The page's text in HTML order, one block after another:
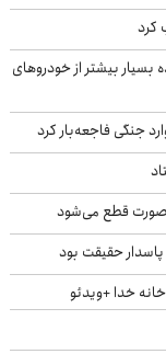
کرد
بیشتر از خودروهای
جنگی فاجعه‌بار کرد
قطع می‌شود
پاسدار حقیقت بود
خدا +ویدئو